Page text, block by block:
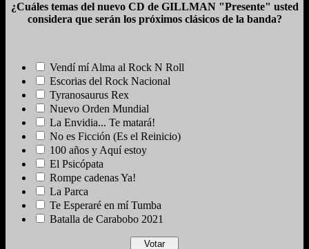
¿Cuáles temas del nuevo CD de GILLMAN "Presente" usted
considera que serán los próximos clásicos de la banda?
Vendí mí Alma al Rock N Roll
Escorias del Rock Nacional
Tyranosaurus Rex
Nuevo Orden Mundial
La Envidia... Te matará!
No es Ficción (Es el Reinicio)
100 años y Aquí estoy
El Psicópata
Rompe cadenas Ya!
La Parca
Te Esperaré en mí Tumba
Batalla de Carabobo 2021